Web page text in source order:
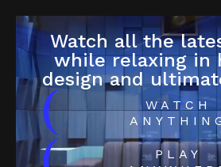
Watch all the
while relaxing in
design and
(
WATCH
PLAY